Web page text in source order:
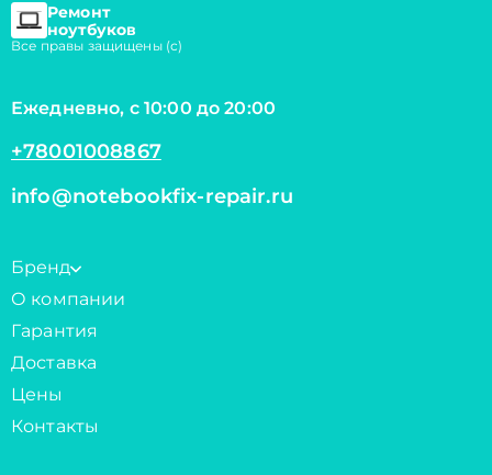
Ремонт
ноутбуков
Все правы защищены (с)
Ежедневно, с 10:00 до 20:00
+78001008867
info@notebookfix-repair.ru
Бренд
О компании
Гарантия
Доставка
Цены
Контакты